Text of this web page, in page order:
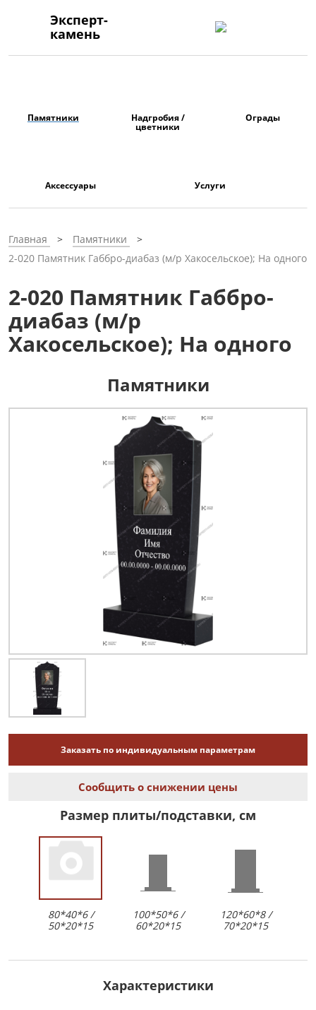
Эксперт-
камень
Памятники Надгробия /
цветники
Ограды
Аксессуары Услуги
Главная
Памятники
2-020 Памятник Габбро-диабаз (м/р Хакосельское); На одного
2-020 Памятник Габбро-
диабаз (м/р
Хакосельское); На одного
Памятники
Заказать по индивидуальным параметрам
Сообщить о снижении цены
Размер плиты/подставки, см
80*40*6 /
50*20*15
100*50*6 /
60*20*15
120*60*8 /
70*20*15
Характеристики